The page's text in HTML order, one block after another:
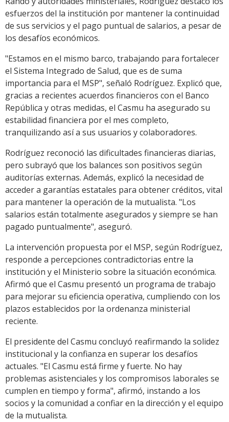
esfuerzos del la institución por mantener la continuidad
de sus servicios y el pago puntual de salarios, a pesar de
los desafíos económicos.
"Estamos en el mismo barco, trabajando para fortalecer
el Sistema Integrado de Salud, que es de suma
importancia para el MSP", señaló Rodríguez. Explicó que,
gracias a recientes acuerdos financieros con el Banco
República y otras medidas, el Casmu ha asegurado su
estabilidad financiera por el mes completo,
tranquilizando así a sus usuarios y colaboradores.
Rodríguez reconoció las dificultades financieras diarias,
pero subrayó que los balances son positivos según
auditorías externas. Además, explicó la necesidad de
acceder a garantías estatales para obtener créditos, vital
para mantener la operación de la mutualista. "Los
salarios están totalmente asegurados y siempre se han
pagado puntualmente", aseguró.
La intervención propuesta por el MSP, según Rodríguez,
responde a percepciones contradictorias entre la
institución y el Ministerio sobre la situación económica.
Afirmó que el Casmu presentó un programa de trabajo
para mejorar su eficiencia operativa, cumpliendo con los
plazos establecidos por la ordenanza ministerial
reciente.
El presidente del Casmu concluyó reafirmando la solidez
institucional y la confianza en superar los desafíos
actuales. "El Casmu está firme y fuerte. No hay
problemas asistenciales y los compromisos laborales se
cumplen en tiempo y forma", afirmó, instando a los
socios y la comunidad a confiar en la dirección y el equipo
de la mutualista.